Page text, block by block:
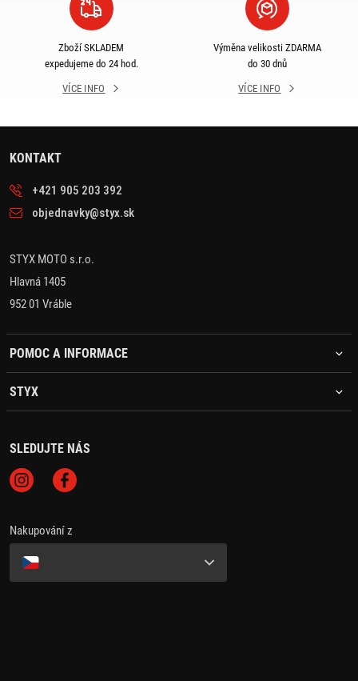
Zboží SKLADEM
expedujeme do 24 hod.
VÍCE INFO
Výměna velikosti ZDARMA
do 30 dnů
VÍCE INFO
KONTAKT
+421 905 203 392
objednavky@styx.sk
STYX MOTO s.r.o.
Hlavná 1405
952 01 Vráble
POMOC A INFORMACE
STYX
SLEDUJTE NÁS
Nakupování z